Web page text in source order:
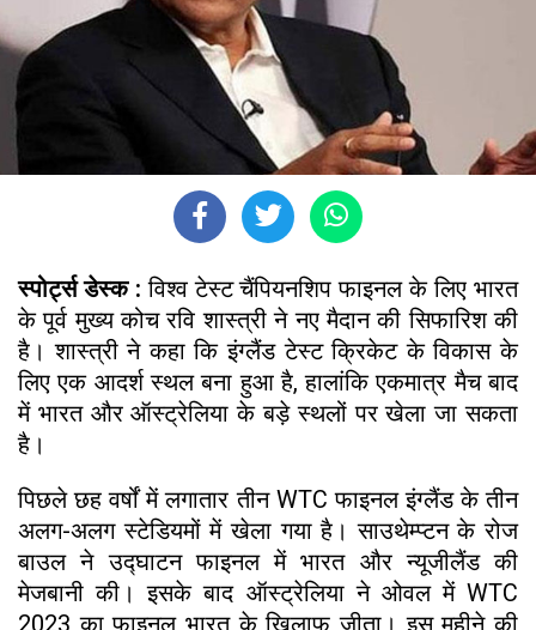
स्पोर्ट्स डेस्क :विश्व टेस्ट चैंपियनशिप फाइनल के लिए भारत
के पूर्व मुख्य कोच रवि शास्त्री ने नए मैदान की सिफारिश की
है। शास्त्री ने कहा कि इंग्लैंड टेस्ट क्रिकेट के विकास के
लिए एक आदर्श स्थल बना हुआ है, हालांकि एकमात्र मैच बाद
में भारत और ऑस्ट्रेलिया के बड़े स्थलों पर खेला जा सकता
है।
पिछले छह वर्षों में लगातार तीन WTC फाइनल इंग्लैंड के तीन
अलग-अलग स्टेडियमों में खेला गया है। साउथेम्प्टन के रोज
बाउल ने उद्घाटन फाइनल में भारत और न्यूजीलैंड की
मेजबानी की। इसके बाद ऑस्ट्रेलिया ने ओवल में WTC
2023 का फाइनल भारत के खिलाफ जीता। इस महीने की